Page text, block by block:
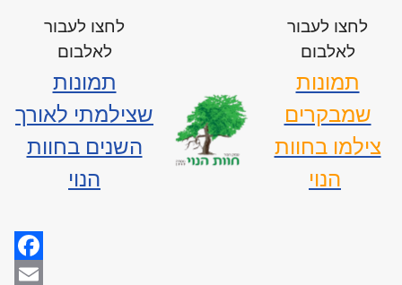
לחצו לעבור
לאלבום
לחצו לעבור
לאלבום
תמונות
שצילמתי לאורך
השנים בחוות
הנוי
תמונות
שמבקרים
צילמו בחוות
הנוי
Facebook